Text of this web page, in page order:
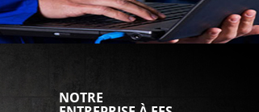
NOTRE